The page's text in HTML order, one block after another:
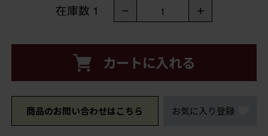
在庫数 1 － 1 ＋
カートに入れる
商品のお問い合わせはこちら お気に入り登録